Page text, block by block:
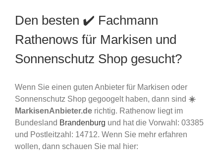
Den besten ✔️ Fachmann
Rathenows für Markisen und
Sonnenschutz Shop gesucht?
Wenn Sie einen guten Anbieter für Markisen oder
Sonnenschutz Shop gegoogelt haben, dann sind ☀️
MarkisenAnbieter.de richtig. Rathenow liegt im
Bundesland Brandenburg und hat die Vorwahl: 03385
und Postleitzahl: 14712. Wenn Sie mehr erfahren
wollen, dann schauen Sie mal hier: